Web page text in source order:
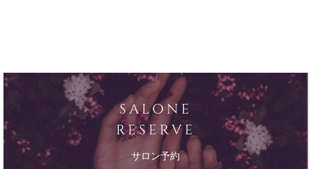
SALONE
RESERVE
サロン予約